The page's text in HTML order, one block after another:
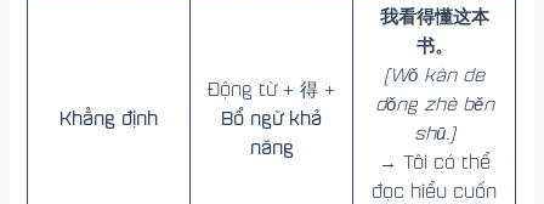
Khẳng định
Động từ + 得 +
Bổ ngữ khả
năng
我看得懂这本
书。
(Wǒ kàn de
dǒng zhè běn
shū.)
→ Tôi có thể
đọc hiểu cuốn